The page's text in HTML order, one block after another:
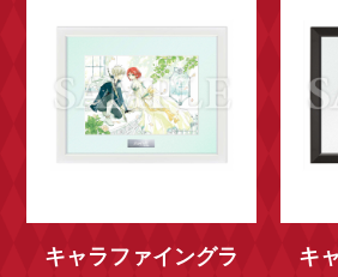
キャラファイングラ
キ